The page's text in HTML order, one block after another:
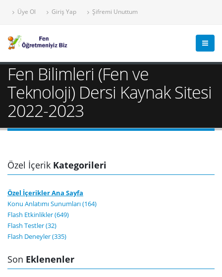
Üye Ol Giriş Yap Şifremi Unuttum
Fen Bilimleri (Fen ve
Teknoloji) Dersi Kaynak Sitesi
2022-2023
Özel İçerik Kategorileri
Özel İçerikler Ana Sayfa
Konu Anlatımı Sunumları (164)
Flash Etkinlikler (649)
Flash Testler (32)
Flash Deneyler (335)
Son Eklenenler